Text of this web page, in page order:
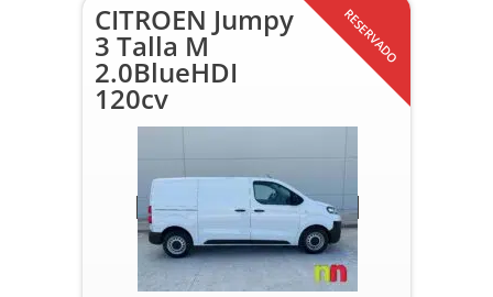
RESERVADO
CITROEN Jumpy
3 Talla M
2.0BlueHDI
120cv